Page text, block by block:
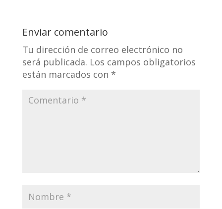
Enviar comentario
Tu dirección de correo electrónico no
será publicada. Los campos obligatorios
están marcados con *